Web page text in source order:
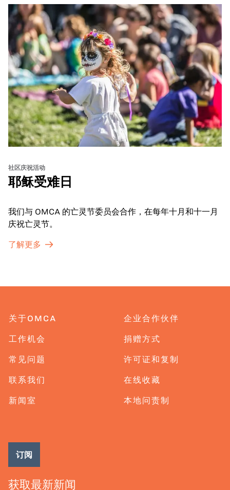
move, make, and connect in celebration of Black culture.
社区庆祝活动
耶稣受难日
我们与 OMCA 的亡灵节委员会合作，在每年十月和十一月
庆祝亡灵节。
了解更多
关于OMCA
工作机会
常见问题
联系我们
新闻室
企业合作伙伴
捐赠方式
许可证和复制
在线收藏
本地问责制
获取最新新闻
订阅